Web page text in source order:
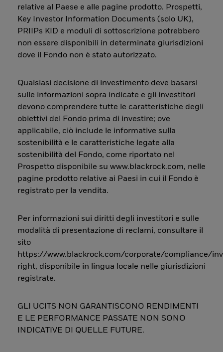
relative al Paese e alle pagine prodotto. Prospetti,
Key Investor Information Documents (solo UK),
PRIIPs KID e moduli di sottoscrizione potrebbero
non essere disponibili in determinate giurisdizioni
dove il Fondo non è stato autorizzato.
Qualsiasi decisione di investimento deve basarsi
sulle informazioni sopra indicate e gli investitori
devono comprendere tutte le caratteristiche degli
obiettivi del Fondo prima di investire; ove
applicabile, ciò include le informative sulla
sostenibilità e le caratteristiche legate alla
sostenibilità del Fondo, come riportato nel
Prospetto disponibile su www.blackrock.com, nelle
pagine prodotto relative ai Paesi in cui il Fondo è
registrato per la vendita.
Per informazioni sui diritti degli investitori e sulle
modalità di presentazione di reclami, consultare il
sito
https://www.blackrock.com/corporate/compliance/
right, disponibile in lingua locale nelle giurisdizioni
registrate.
GLI UCITS NON GARANTISCONO RENDIMENTI
E LE PERFORMANCE PASSATE NON SONO
INDICATIVE DI QUELLE FUTURE.